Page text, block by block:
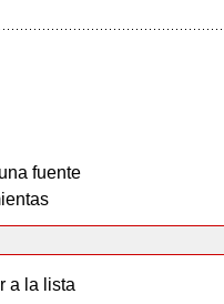
fuente
a la lista